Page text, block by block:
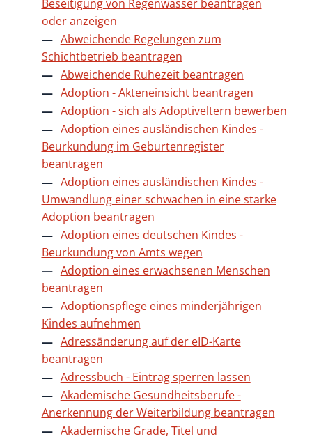
Beseitigung von Regenwasser beantragen
oder anzeigen
Abweichende Regelungen zum
Schichtbetrieb beantragen
Abweichende Ruhezeit beantragen
Adoption - Akteneinsicht beantragen
Adoption - sich als Adoptiveltern bewerben
Adoption eines ausländischen Kindes -
Beurkundung im Geburtenregister
beantragen
Adoption eines ausländischen Kindes -
Umwandlung einer schwachen in eine starke
Adoption beantragen
Adoption eines deutschen Kindes -
Beurkundung von Amts wegen
Adoption eines erwachsenen Menschen
beantragen
Adoptionspflege eines minderjährigen
Kindes aufnehmen
Adressänderung auf der eID-Karte
beantragen
Adressbuch - Eintrag sperren lassen
Akademische Gesundheitsberufe -
Anerkennung der Weiterbildung beantragen
Akademische Grade, Titel und